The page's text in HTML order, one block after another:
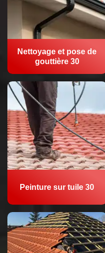
Nettoyage et pose de
gouttière 30
Peinture sur tuile 30